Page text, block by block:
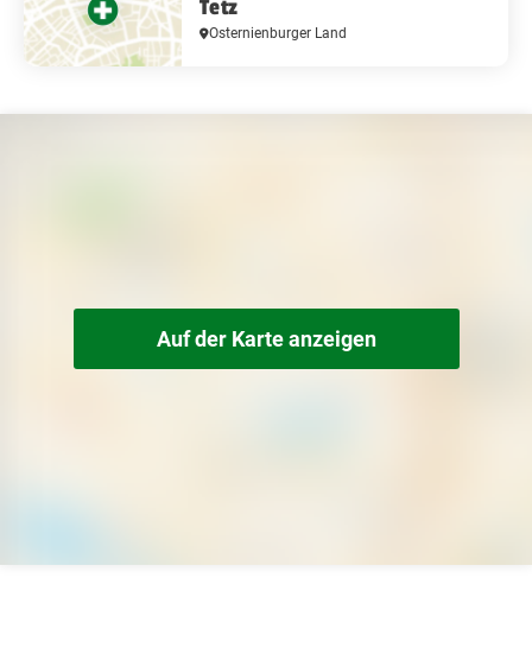
Tetz
Osternienburger Land
Auf der Karte anzeigen